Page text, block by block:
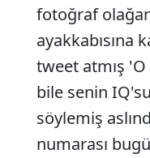
fotoğraf
ayakkabısına
tweet atmış 'O
bile senin
söylemiş
numarası